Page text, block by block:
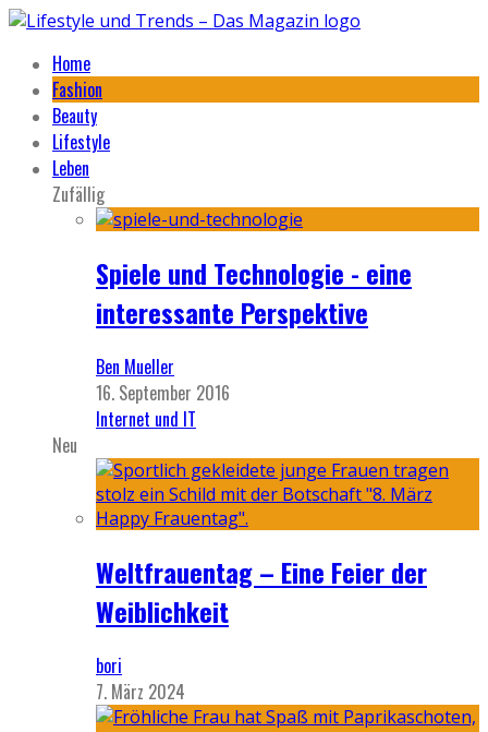
Home
Fashion
Beauty
Lifestyle
Leben
Zufällig
Spiele und Technologie - eine
interessante Perspektive
Ben Mueller
16. September 2016
Internet und IT
Neu
Weltfrauentag – Eine Feier der
Weiblichkeit
bori
7. März 2024